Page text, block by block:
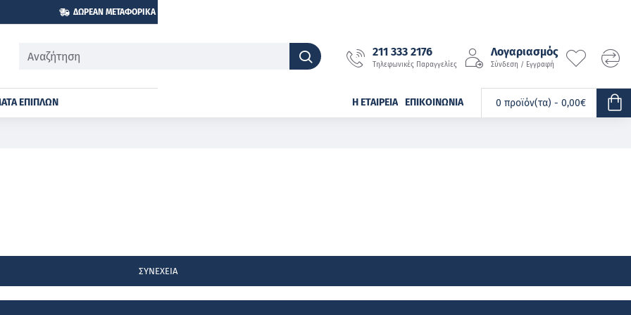
ΔΩΡΕΆΝ ΜΕΤΑΦΟΡΙΚΆ ΓΙΑ ΑΓΟΡΈΣ ΆΝΩ ΤΩΝ 600€
Αναζήτηση
211 333 2176
Τηλεφωνικές Παραγγελίες
Λογαριασμός
Σύνδεση / Εγγραφή
ΕΠΊΠΛΩΝ Η ΕΤΑΙΡΕΊΑ ΕΠΙΚΟΙΝΩΝΊΑ 0 προϊόν(τα) - 0,00€
ΣΥΝΈΧΕΙΑ